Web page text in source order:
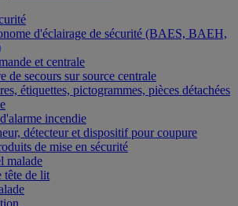
d'éclairage de sécurité (BAES, BAEH,
et centrale
de secours sur source centrale
étiquettes, pictogrammes, pièces détachées
incendie
détecteur et dispositif pour coupure
de mise en sécurité
malade
tête de lit